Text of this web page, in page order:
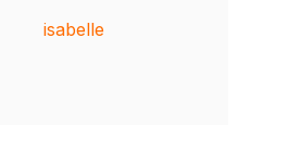
isabelle